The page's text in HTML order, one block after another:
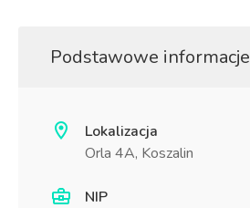
Podstawowe informacje
Lokalizacja
Orla 4A, Koszalin
NIP